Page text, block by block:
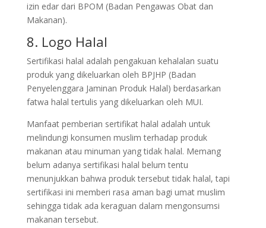
izin edar dari BPOM (Badan Pengawas Obat dan
Makanan).
8. Logo Halal
Sertifikasi halal adalah pengakuan kehalalan suatu
produk yang dikeluarkan oleh BPJHP (Badan
Penyelenggara Jaminan Produk Halal) berdasarkan
fatwa halal tertulis yang dikeluarkan oleh MUI.
Manfaat pemberian sertifikat halal adalah untuk
melindungi konsumen muslim terhadap produk
makanan atau minuman yang tidak halal. Memang
belum adanya sertifikasi halal belum tentu
menunjukkan bahwa produk tersebut tidak halal, tapi
sertifikasi ini memberi rasa aman bagi umat muslim
sehingga tidak ada keraguan dalam mengonsumsi
makanan tersebut.